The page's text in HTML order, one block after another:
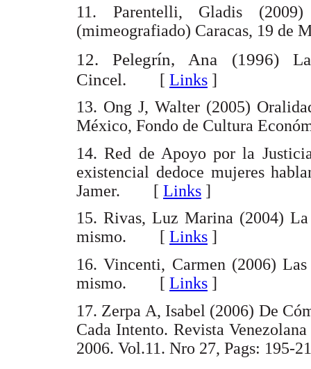
11. Parentelli, Gladis
(mimeografiado) Caracas, 19
12. Pelegrín, Ana (1996)
Cincel. [ Links ]
13. Ong J, Walter (2005)
México, Fondo de Cultura
14. Red de Apoyo por la
existencial dedoce mujeres
Jamer. [ Links ]
15. Rivas, Luz Marina (2004)
mismo. [ Links ]
16. Vincenti, Carmen (2006)
mismo. [ Links ]
17. Zerpa A, Isabel (2006) De
Cada Intento. Revista
2006. Vol.11. Nro 27, Pags: